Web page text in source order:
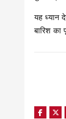
यह ध्यान
बारिश का